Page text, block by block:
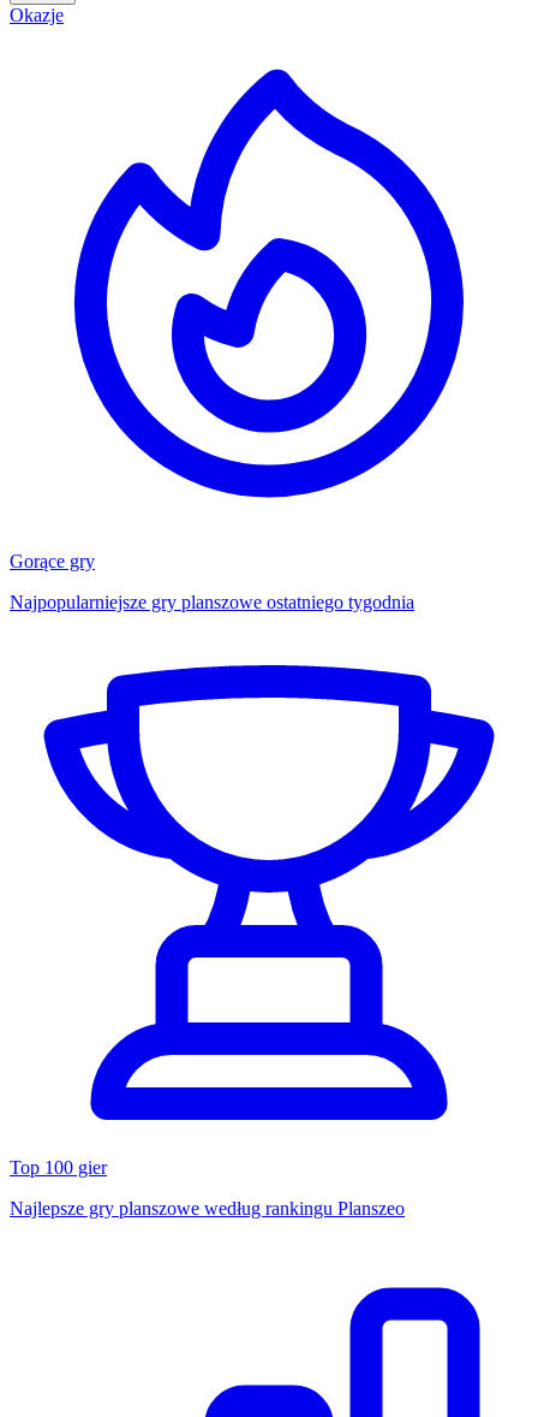
Okazje
Gorące gry
Najpopularniejsze gry planszowe ostatniego tygodnia
Top 100 gier
Najlepsze gry planszowe według rankingu Planszeo